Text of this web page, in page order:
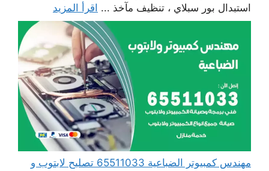
استبدال بور سبلاي ، تنظيف مآخذ ... اقرأ المزيد
مهندس كمبيوتر الضباعية 65511033 تصليح لابتوب و